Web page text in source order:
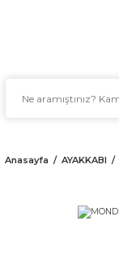
Anasayfa AYAKKABI